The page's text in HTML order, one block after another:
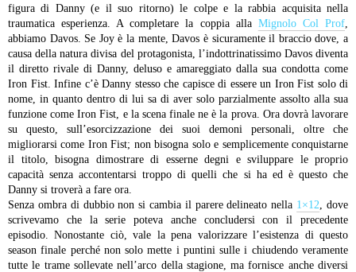
figura di Danny (e il suo ritorno) le colpe e la rabbia acquisita nella
traumatica esperienza. A completare la coppia alla Mignolo Col Prof
abbiamo Davos. Se Joy è la mente, Davos è sicuramente il braccio dove, a
causa della natura divisa del protagonista, l’indottrinatissimo Davos diventa
il diretto rivale di Danny, deluso e amareggiato dalla sua condotta come
Iron Fist. Infine c’è Danny stesso che capisce di essere un Iron Fist solo di
nome, in quanto dentro di lui sa di aver solo parzialmente assolto alla sua
funzione come Iron Fist, e la scena finale ne è la prova. Ora dovrà lavorare
su questo, sull’esorcizzazione dei suoi demoni personali, oltre che
migliorarsi come Iron Fist; non bisogna solo e semplicemente conquistarne
il titolo, bisogna dimostrare di esserne degni e sviluppare le proprio
capacità senza accontentarsi troppo di quelli che si ha ed è questo che
Danny si troverà a fare ora.
Senza ombra di dubbio non si cambia il parere delineato nella 1×12 , dove
scrivevamo che la serie poteva anche concludersi con il precedente
episodio. Nonostante ciò, vale la pena valorizzare l’esistenza di questo
season finale perché non solo mette i puntini sulle i chiudendo veramente
tutte le trame sollevate nell’arco della stagione, ma fornisce anche diversi